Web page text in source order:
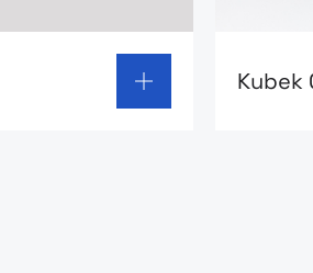
Kubek